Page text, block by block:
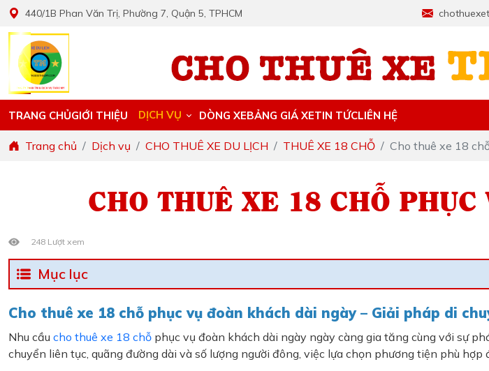
440/1B Phan Văn Trị, Phường 7, Quận 5, TPHCM
TRANG CHỦGIỚI THIỆU DỊCH VỤ DÒNG XEBẢNG GIÁ XETIN TỨCLIÊN HỆ
Trang chủ Dịch vụ CHO THUÊ XE DU LỊCH THUÊ XE 18 CHỖ Cho thuê xe 18
CHO THUÊ XE 18 CHỖ
248 Lượt xem
Mục lục
Cho thuê xe 18 chỗ phục vụ đoàn khách dài ngày – Giải pháp di
Nhu cầu cho thuê xe 18 chỗ phục vụ đoàn khách dài ngày ngày càng gia tăng cùng với sự
chuyển liên tục, quãng đường dài và số lượng người đông, việc lựa chọn phương tiện phù